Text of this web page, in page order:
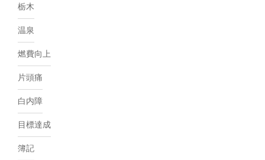
栃木
温泉
燃費向上
片頭痛
白内障
目標達成
簿記